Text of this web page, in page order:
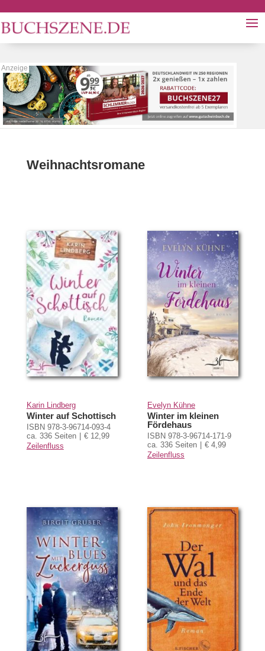
Weihnachtsromane
Karin Lindberg
Winter auf Schottisch
ISBN 978-3-96714-093-4
ca. 336 Seiten
€ 12,99
Zeilenfluss
Evelyn Kühne
Winter im kleinen
Fördehaus
ISBN 978-3-96714-171-9
ca. 336 Seiten
€ 4,99
Zeilenfluss